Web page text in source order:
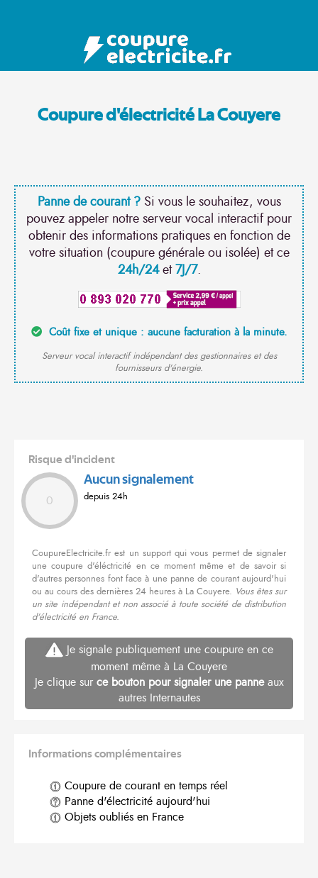
Coupure d'électricité La Couyere
Panne de courant ?Si vous le souhaitez, vous
pouvez appeler notre serveur vocal interactif pour
obtenir des informations pratiques en fonction de
votre situation (coupure générale ou isolée) et ce
24h/24et7J/7.
Coût fixe et unique : aucune facturation à la minute.
Serveur vocal interactif indépendant des gestionnaires et des
fournisseurs d'énergie.
Risque d'incident
0
Aucun signalement
depuis 24h
CoupureElectricite.fr est un support qui vous permet de signaler
une coupure d'éléctricité en ce moment même et de savoir si
d'autres personnes font face à une panne de courant aujourd'hui
ou au cours des dernières 24 heures à La Couyere. Vous êtes sur
un site indépendant et non associé à toute société de distribution
d'électricité en France.
Je signale publiquement une coupure en ce
moment même à La Couyere
Je clique sur ce bouton pour signaler une panneaux
autres Internautes
Informations complémentaires
Coupure de courant en temps réel
Panne d'électricité aujourd'hui
Objets oubliés en France